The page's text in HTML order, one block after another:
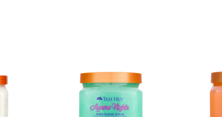
Durch die Erstellung
Einkäufe schnell